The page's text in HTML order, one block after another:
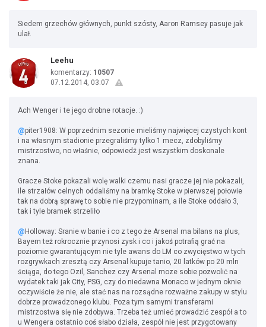
Siedem grzechów głównych, punkt szósty, Aaron Ramsey pasuje jak
ulał.
Leehu
komentarzy: 10507
07.12.2014, 03:07
Ach Wenger i te jego drobne rotacje. :)
@piter1908: W poprzednim sezonie mieliśmy najwięcej czystych kont
i na własnym stadionie przegraliśmy tylko 1 mecz, zdobyliśmy
mistrzostwo, no właśnie, odpowiedź jest wszystkim doskonale
znana.
Gracze Stoke pokazali wolę walki czemu nasi gracze jej nie pokazali,
ile strzałów celnych oddaliśmy na bramkę Stoke w pierwszej połowie
tak na dobrą sprawę to sobie nie przypominam, a ile Stoke oddało 3,
tak i tyle bramek strzeliło
@ Holloway: Sranie w banie i co z tego że Arsenal ma bilans na plus,
Bayern też rokrocznie przynosi zysk i co i jakoś potrafią grać na
poziomie gwarantującym nie tyle awans do LM co zwycięstwo w tych
rozgrywkach zresztą czy Arsenal kupuje tanio, 20 latków po 20 mln
ściąga, do tego Ozil, Sanchez czy Arsenal moze sobie pozwolić na
wydatek taki jak City, PSG, czy do niedawna Monaco w jednym oknie
oczywiście że nie, ale stać nas na rozsądne rozważne zakupy w stylu
dobrze prowadzonego klubu. Poza tym samymi transferami
mistrzostwa się nie zdobywa. Trzeba też umieć prowadzić zespół a to
u Wengera ostatnio coś słabo działa, zespół nie jest przygotowany